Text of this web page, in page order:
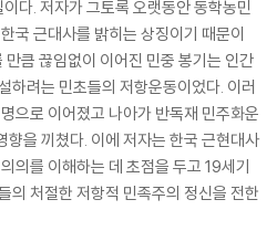
다. 저자가 그토록 오랫동안 동학농민
국 근대사를 밝히는 상징이기 때문이
큼 끊임없이 이어진 민중 봉기는 인간
하려는 민초들의 저항운동이었다. 이러
으로 이어졌고 나아가 반독재 민주화운
을 끼쳤다. 이에 저자는 한국 근현대사
의를 이해하는 데 초점을 두고 19세기
의 처절한 저항적 민족주의 정신을 전한